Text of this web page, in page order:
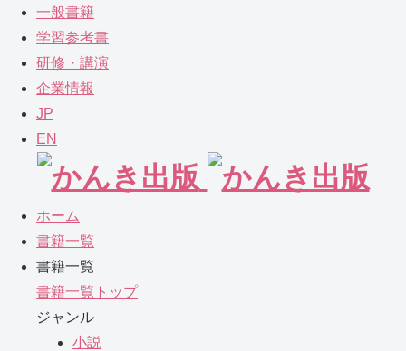
一般書籍
学習参考書
研修・講演
企業情報
JP
EN
ホーム
書籍一覧
書籍一覧
書籍一覧トップ
ジャンル
小説